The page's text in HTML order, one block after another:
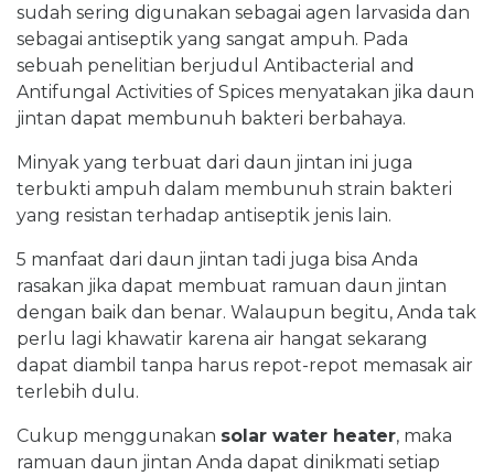
sudah sering digunakan sebagai agen larvasida dan
sebagai antiseptik yang sangat ampuh. Pada
sebuah penelitian berjudul Antibacterial and
Antifungal Activities of Spices menyatakan jika daun
jintan dapat membunuh bakteri berbahaya.
Minyak yang terbuat dari daun jintan ini juga
terbukti ampuh dalam membunuh strain bakteri
yang resistan terhadap antiseptik jenis lain.
5 manfaat dari daun jintan tadi juga bisa Anda
rasakan jika dapat membuat ramuan daun jintan
dengan baik dan benar. Walaupun begitu, Anda tak
perlu lagi khawatir karena air hangat sekarang
dapat diambil tanpa harus repot-repot memasak air
terlebih dulu.
Cukup menggunakan solar water heater, maka
ramuan daun jintan Anda dapat dinikmati setiap